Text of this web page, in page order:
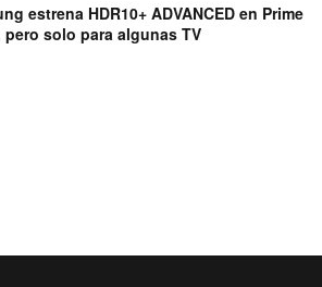
estrena HDR10+ ADVANCED en Prime
pero solo para algunas TV